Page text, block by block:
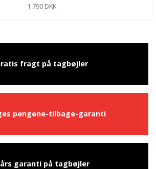
1 790 DKK
fragt på tagbøjler
pengene-tilbage-garanti
garanti på tagbøjler